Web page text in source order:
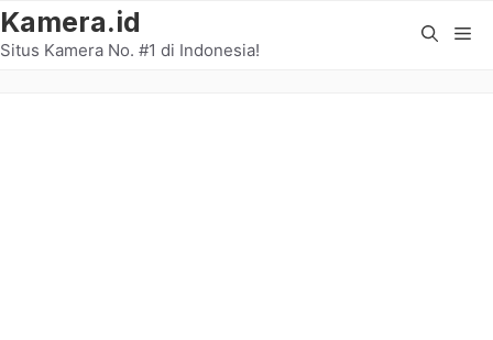
Langsung
ke
Kamera.id
Situs Kamera No. #1 di Indonesia!